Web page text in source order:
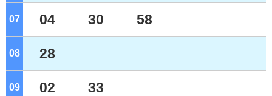
07 04 30 58
08 28
09 02 33